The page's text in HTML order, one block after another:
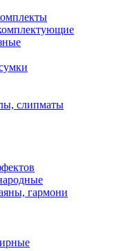
слипматы
гармони